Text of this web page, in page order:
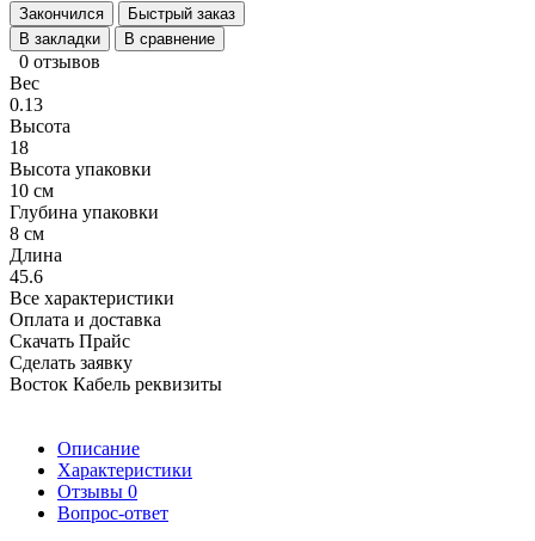
Закончился
Быстрый заказ
В закладки
В сравнение
0 отзывов
Вес
0.13
Высота
18
Высота упаковки
10 см
Глубина упаковки
8 см
Длина
45.6
Все характеристики
Оплата и доставка
Скачать Прайс
Сделать заявку
Восток Кабель реквизиты
Описание
Характеристики
Отзывы 0
Вопрос-ответ